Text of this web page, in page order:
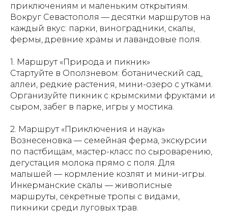
приключениям и маленьким открытиям.
Вокруг Севастополя — десятки маршрутов на
каждый вкус: парки, виноградники, скалы,
фермы, древние храмы и лавандовые поля.
1. Маршрут «Природа и пикник»
Стартуйте в Оползневом: ботанический сад,
аллеи, редкие растения, мини-озеро с утками.
Организуйте пикник с крымскими фруктами и
сыром, забег в парке, игры у мостика.
2. Маршрут «Приключения и наука»
Вознесеновка — семейная ферма, экскурсии
по пастбищам, мастер-класс по сыроварению,
дегустация молока прямо с поля. Для
малышей — кормление козлят и мини-игры.
Инкерманские скалы — живописные
маршруты, секретные тропы с видами,
пикники среди луговых трав.